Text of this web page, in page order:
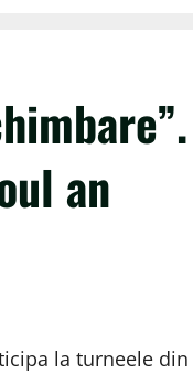
an
la turneele